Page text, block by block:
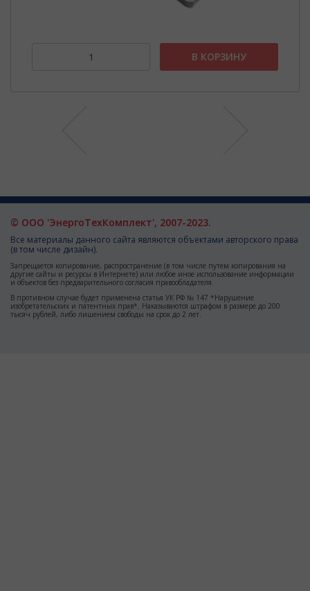
В КОРЗИНУ
© ООО 'ЭнергоТехКомплект', 2007-2023.
Все материалы данного сайта являются объектами авторского права
(в том числе дизайн).
Запрещается копирование, распространение (в том числе путем копирования на
другие сайты и ресурсы в Интернете) или любое иное использование информации
и объектов без предварительного согласия правообладателя.
В противном случае будет применена статья УК РФ № 147 *Нарушение
изобретательских и патентных прав*. Наказываются штрафом в размере до 200
тысяч рублей, либо лишением свободы на срок до 2 лет.